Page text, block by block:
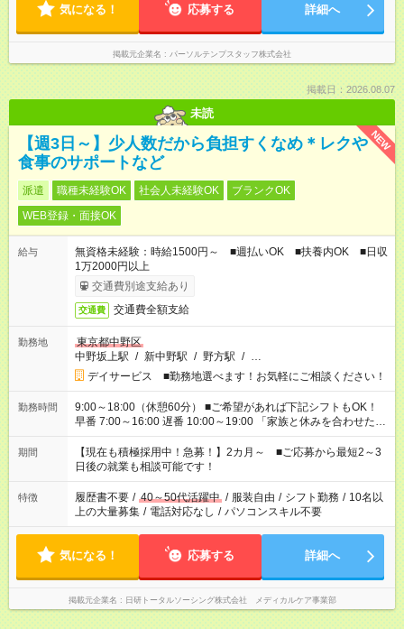
気になる！ 応募する 詳細へ
掲載元企業名 パーソルテンプスタッフ株式会社
掲載日：2026.08.07
未読
NEW
【週3日～】少人数だから負担すくなめ＊レクや
食事のサポートなど
派遣 職種未経験OK 社会人未経験OK
ブランクOK
WEB登録・面接OK
給与
無資格未経験：時給1500円～ ■週払いOK ■扶養内OK ■日収
1万2000円以上
交通費別途支給あり
交通費 交通費全額支給
勤務地
東京都中野区
中野坂上駅 / 新中野駅 / 野方駅 / …
デイサービス ■勤務地選べます！お気軽にご相談ください！
勤務時間
9:00～18:00（休憩60分） ■ご希望があれば下記シフトもOK！
早番 7:00～16:00 遅番 10:00～19:00 「家族と休みを合わせた
い」 「余裕を持って夕飯の準備がしたい」 「できれば残業はし
たくない」 など、ご希望を教えてくださいね。 ※Wワーク希望
の方へ 今ご覧のお仕事で希望する勤務時間と、もう1つのお仕事
の勤務時間。 合計で週40時間を超える場合は応募できません。
期間
【現在も積極採用中！急募！】2カ月～ ■ご応募から最短2～3
日後の就業も相談可能です！
特徴 履歴書不要 / 40～50代活躍中 / 服装自由 / シフト勤務 / 10名以
上の大量募集 / 電話対応なし / パソコンスキル不要
気になる！ 応募する 詳細へ
掲載元企業名 日研トータルソーシング株式会社 メディカルケア事業部